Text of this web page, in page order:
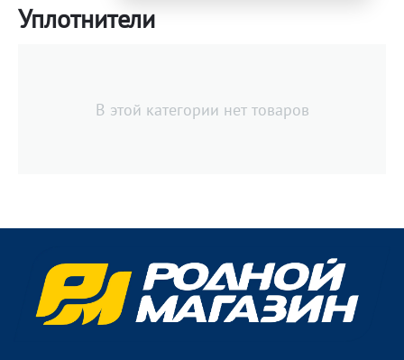
Уплотнители
В этой категории нет товаров